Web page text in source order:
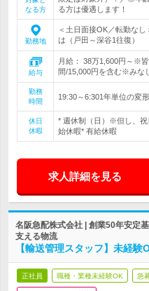
なる方
る方は優遇します！
勤務地
＜土日面接OK／転勤な
は（戸田～深谷1往復）
給与
月給： 38万1,600円～※
間/15,000円を含む※みな
勤務
時間
19:30～6:301年単位の変
休日
休暇
* 週休制（日）※但し、祝
始休暇* 有給休暇
求人詳細を見る
名阪急配株式会社 | 創業50年安定
支える物流
【輸送管理スタッフ】未経
正社員 職種・業種未経験OK 急